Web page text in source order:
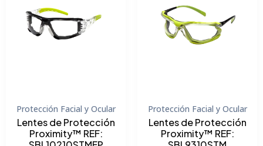
Protección Facial y Ocular
Lentes de Protección
Proximity™ REF:
Protección Facial y Ocular
Lentes de Protección
Proximity™ REF: